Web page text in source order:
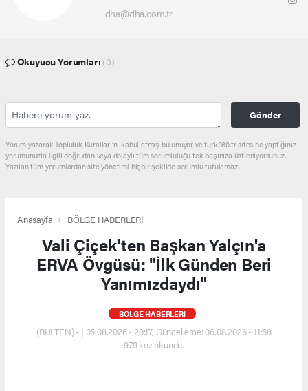
dha@dha.com.tr
Okuyucu Yorumları (0)
Gönder
Yorum yazarak Topluluk Kuralları’nı kabul etmiş bulunuyor ve turk360.tr sitesine yaptığınız
yorumunuzla ilgili doğrudan veya dolaylı tüm sorumluluğu tek başınıza üstleniyorsunuz.
Yazılan tüm yorumlardan site yönetimi hiçbir şekilde sorumlu tutulamaz.
Anasayfa BÖLGE HABERLERİ
Vali Çiçek'ten Başkan Yalçın'a
ERVA Övgüsü: "İlk Günden Beri
Yanımızdaydı"
BÖLGE HABERLERİ
(BÜLTEN) - | 05.08.2026 - 20:17, Güncelleme: 06.08.2026 - 11:58
979 kez okundu.